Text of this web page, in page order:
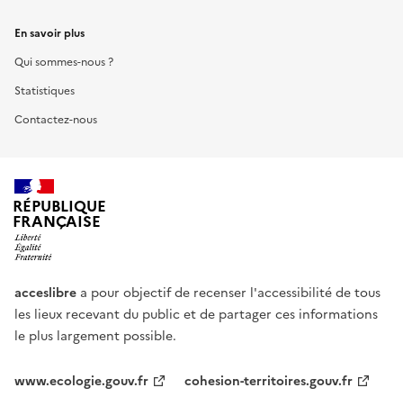
En savoir plus
Qui sommes-nous ?
Statistiques
Contactez-nous
RÉPUBLIQUE
FRANÇAISE
acceslibre a pour objectif de recenser l'accessibilité de tous
les lieux recevant du public et de partager ces informations
le plus largement possible.
www.ecologie.gouv.fr
cohesion-territoires.gouv.fr